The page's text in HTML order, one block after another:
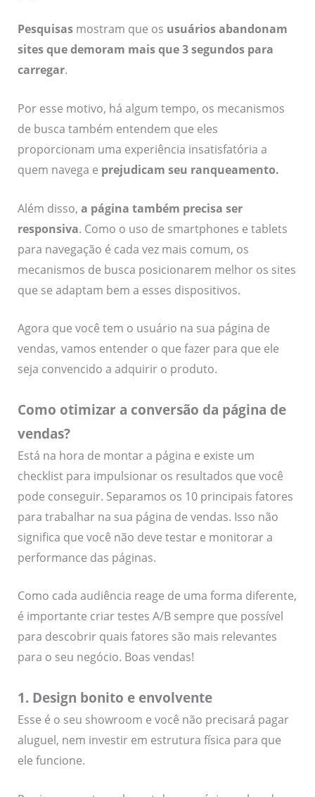
Pesquisasmostram que os usuários abandonam
sites que demoram mais que 3 segundos para
carregar.
Por esse motivo, há algum tempo, os mecanismos
de busca também entendem que eles
proporcionam uma experiência insatisfatória a
quem navega e prejudicam seu ranqueamento.
Além disso, a página também precisa ser
responsiva. Como o uso de smartphones e tablets
para navegação é cada vez mais comum, os
mecanismos de busca posicionarem melhor os sites
que se adaptam bem a esses dispositivos.
Agora que você tem o usuário na sua página de
vendas, vamos entender o que fazer para que ele
seja convencido a adquirir o produto.
Como otimizar a conversão da página de
vendas?
Está na hora de montar a página e existe um
checklist para impulsionar os resultados que você
pode conseguir. Separamos os 10 principais fatores
para trabalhar na sua página de vendas. Isso não
significa que você não deve testar e monitorar a
performance das páginas.
Como cada audiência reage de uma forma diferente,
é importante criar testes A/B sempre que possível
para descobrir quais fatores são mais relevantes
para o seu negócio. Boas vendas!
1. Design bonito e envolvente
Esse é o seu showroom e você não precisará pagar
aluguel, nem investir em estrutura física para que
ele funcione.